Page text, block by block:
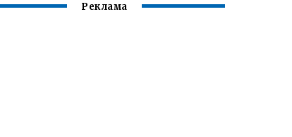
Реклама